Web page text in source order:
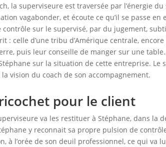
la superviseure est traversée par l’énergie du
vagabonder, et écoute ce qu’il se passe en
sur le supervisé, par du jugement,
celle d’une tribu d’Amérique centrale,
puis leur conseille de manger sur une
sur la situation de cette entreprise. Le
vision du coach de son accompagnement.
pour le client
va les restituer à Stéphane, dans la
y reconnait sa propre pulsion de
à l’orée de son deuil professionnel, ce qui va